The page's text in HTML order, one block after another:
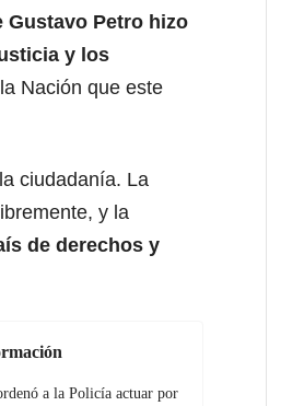
Gustavo Petro hizo
y los
Nación que este
ciudadanía. La
y la
de derechos y
a la Policía actuar por